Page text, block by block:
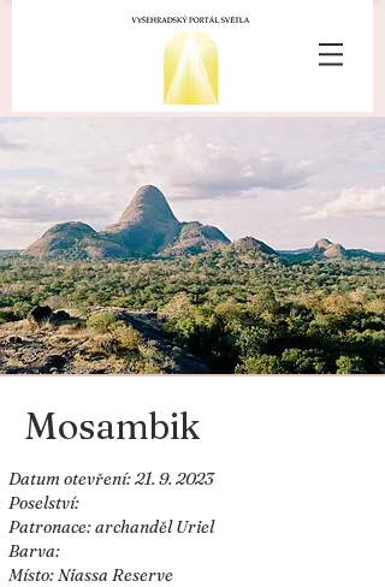
Mosambik
Datum otevření:21. 9. 2023
Poselství:
Patronace: archanděl Uriel
Barva:
Místo: Niassa Reserve